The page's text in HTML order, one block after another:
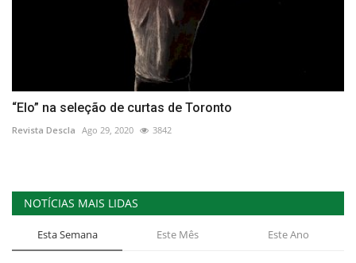
“Elo” na seleção de curtas de Toronto
Revista Descla Ago 29, 2020 3842
NOTÍCIAS MAIS LIDAS
Esta Semana Este Mês Este Ano